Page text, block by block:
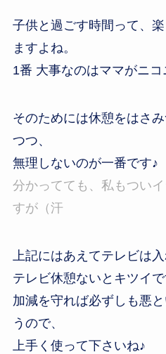
子供と過ごす時間って、
ますよね。
1番 大事なのはママがニコ
そのためには休憩をはさ
つつ、
無理しないのが一番です♪
分かってても、私もつい
すが（汗
上記にはあえてテレビは入
テレビ休憩ないとキツイで
加減を守れば必ずしも悪
うので、
上手く使って下さいね♪